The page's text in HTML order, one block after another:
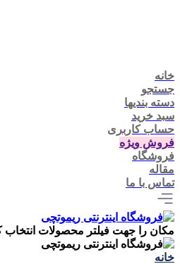
خانه
جستجو
دسته بندیها
سبد خرید
حساب کاربری
فروش ویژه
فروشگاه
مقاله
تماس با ما
مکان را جهت فیلتر محصولات انتخاب
خانه